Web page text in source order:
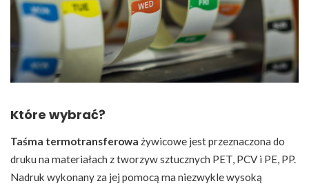
Które wybrać?
Taśma termotransferowa żywicowe jest przeznaczona do
druku na materiałach z tworzyw sztucznych PET, PCV i PE, PP.
Nadruk wykonany za jej pomocą ma niezwykle wysoką